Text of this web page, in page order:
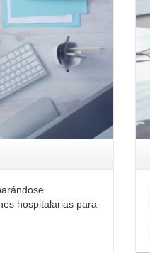
hospitalarias para